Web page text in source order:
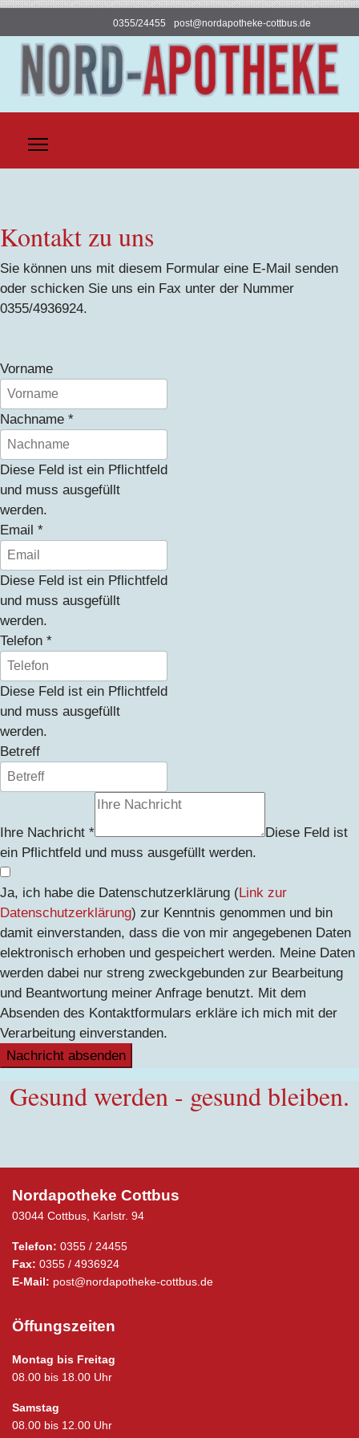
0355/24455 post@nordapotheke-cottbus.de
Kontakt zu uns
Sie können uns mit diesem Formular eine E-Mail senden
oder schicken Sie uns ein Fax unter der Nummer
0355/4936924.
Vorname
Nachname *
Diese Feld ist ein Pflichtfeld
und muss ausgefüllt
werden.
Email *
Diese Feld ist ein Pflichtfeld
und muss ausgefüllt
werden.
Telefon *
Diese Feld ist ein Pflichtfeld
und muss ausgefüllt
werden.
Betreff
Ihre Nachricht *
Diese Feld ist
ein Pflichtfeld und muss ausgefüllt werden.
Ja, ich habe die Datenschutzerklärung (Link zur
Datenschutzerklärung) zur Kenntnis genommen und bin
damit einverstanden, dass die von mir angegebenen Daten
elektronisch erhoben und gespeichert werden. Meine Daten
werden dabei nur streng zweckgebunden zur Bearbeitung
und Beantwortung meiner Anfrage benutzt. Mit dem
Absenden des Kontaktformulars erkläre ich mich mit der
Verarbeitung einverstanden.
Nachricht absenden
Gesund werden - gesund bleiben.
Nordapotheke Cottbus
03044 Cottbus, Karlstr. 94
Telefon: 0355 / 24455
Fax: 0355 / 4936924
E-Mail: post@nordapotheke-cottbus.de
Öffungszeiten
Montag bis Freitag
08.00 bis 18.00 Uhr
Samstag
08.00 bis 12.00 Uhr